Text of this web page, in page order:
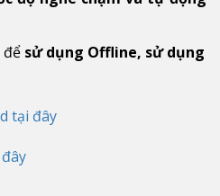
để sử dụng Offline, sử dụng
tại đây